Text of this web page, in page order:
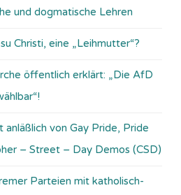
und dogmatische Lehren
Christi, eine „Leihmutter“?
öffentlich erklärt: „Die AfD
anläßlich von Gay Pride, Pride
– Street – Day Demos (CSD)
Parteien mit katholisch-